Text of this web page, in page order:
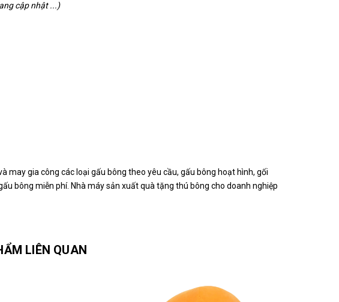
cập nhật ...)
may gia công các loại gấu bông theo yêu cầu, gấu bông hoạt hình, gối
bông miễn phí. Nhà máy sản xuất quà tặng thú bông cho doanh nghiệp
LIÊN QUAN